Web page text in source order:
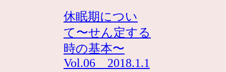
休眠期につい
て〜せん定する
時の基本〜
Vol.06 2018.1.1